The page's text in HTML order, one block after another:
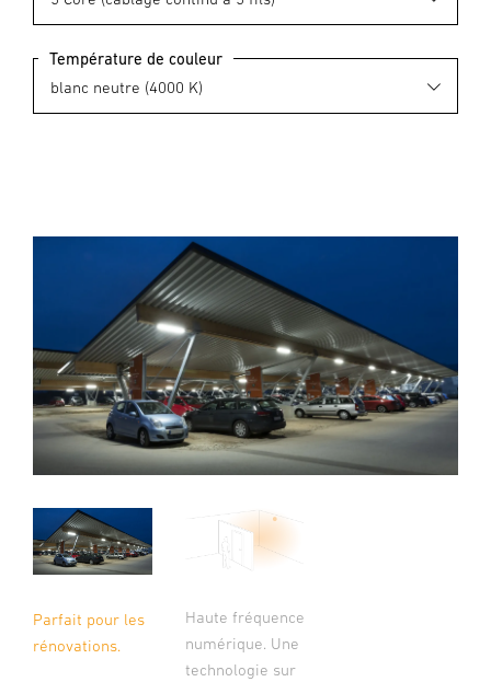
Température de couleur
Parfait pour les
rénovations.
Haute fréquence
numérique. Une
technologie sur